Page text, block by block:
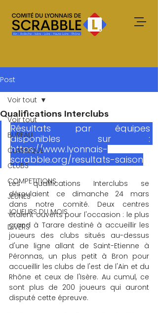
Post
Voir tout
BUREAU
CLASSIQUE
CLUBS
COMPETITIONS
JEUNES
JOUEURS DU MOIS
DIVERS
Voir tout
Qualifications Interclubs
Résultats par équipes
https://www.lyonnais-
scrabble.org/resultats-saison
Les qualifications Interclubs se
déroulaient ce dimanche 24 mars
dans notre comité. Deux centres
étaient ouverts pour l'occasion : le plus
grand à Tarare destiné à accueillir les
joueurs des clubs situés au-dessus
d'une ligne allant de Saint-Etienne à
Péronnas, un plus petit à Bron pour
accueillir les clubs de l'est de l'Ain et du
Rhône et ceux de l'Isère. Au cumul, ce
sont plus de 200 joueurs qui auront
disputé cette épreuve.